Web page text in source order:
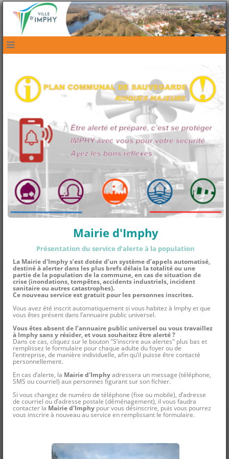
navbar mobile
Mairie d'Imphy
Présentation du service d’alerte à la population
La Mairie d'Imphys’est dotée d’un système d’appels automatisé,
destiné à alerter dans les plus brefs délais la totalité ou une
partie de la population de la commune, en cas de situation de
crise (inondations, tempêtes, accidents industriels, incident
sanitaire ou autres catastrophes).
Ce nouveau service est gratuit pour les personnes inscrites.
Vous avez été inscrit automatiquement si vous habitez à Imphy et que
vous êtes présent dans l’annuaire public universel.
Vous êtes absent de l’annuaire public universel ou vous travaillez
à Imphy sans y résider, et vous souhaitez être alerté ?
Dans ce cas, cliquez sur le bouton "S’inscrire aux alertes" plus bas et
remplissez le formulaire pour chaque adulte du foyer ou de
l’entreprise, de manière individuelle, afin qu’il puisse être contacté
personnellement.
En cas d’alerte, la Mairie d'Imphyadressera un message (téléphone,
SMS ou courriel) aux personnes figurant sur son fichier.
Si vous changez de numéro de téléphone (fixe ou mobile), d’adresse
de courriel ou d’adresse postale (déménagement), il vous faudra
contacter la Mairie d'Imphy pour vous désinscrire, puis vous pourrez
vous inscrire à nouveau au service en remplissant le formulaire.